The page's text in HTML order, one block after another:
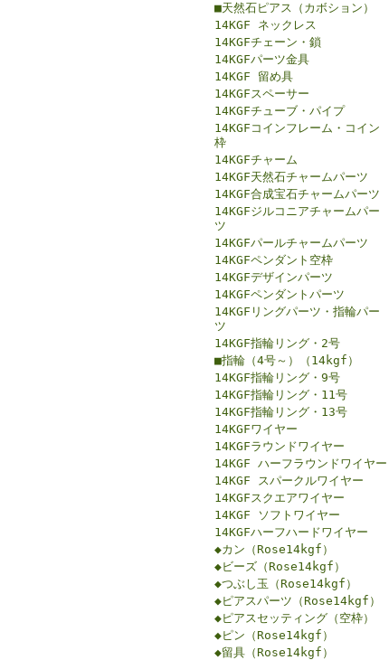
■天然石ピアス（カボション）
14KGF ネックレス
14KGFチェーン・鎖
14KGFパーツ金具
14KGF 留め具
14KGFスペーサー
14KGFチューブ・パイプ
14KGFコインフレーム・コイン
枠
14KGFチャーム
14KGF天然石チャームパーツ
14KGF合成宝石チャームパーツ
14KGFジルコニアチャームパー
ツ
14KGFパールチャームパーツ
14KGFペンダント空枠
14KGFデザインパーツ
14KGFペンダントパーツ
14KGFリングパーツ・指輪パー
ツ
14KGF指輪リング・2号
■指輪（4号～）（14kgf）
14KGF指輪リング・9号
14KGF指輪リング・11号
14KGF指輪リング・13号
14KGFワイヤー
14KGFラウンドワイヤー
14KGF ハーフラウンドワイヤー
14KGF スパークルワイヤー
14KGFスクエアワイヤー
14KGF ソフトワイヤー
14KGFハーフハードワイヤー
◆カン（Rose14kgf）
◆ビーズ（Rose14kgf）
◆つぶし玉（Rose14kgf）
◆ピアスパーツ（Rose14kgf）
◆ピアスセッティング（空枠）
◆ピン（Rose14kgf）
◆留具（Rose14kgf）